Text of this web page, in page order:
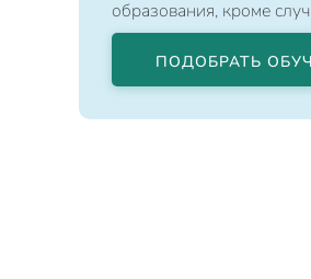
образования, кроме
ПОДОБРАТЬ